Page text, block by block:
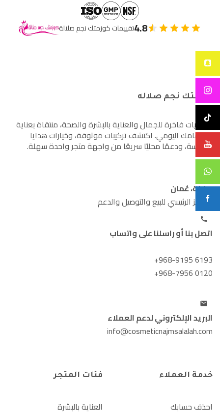
4.8تقييمات كوزمتك نجم صلالة
كوزمتك نجم صلاله
أساسيات فاخرة للجمال والعناية بالبشرة والصحة، منتقاة بعناية
لاهتمامك اليومي. اكتشف تركيبات موثوقة، وخيارات هدايا
مدروسة، ودعمًا محليًا سريعًا من واجهة متجر واحدة سهلة.
صلالة، عُمان
المركز الرئيسي للبيع والتوصيل والدعم
اتصل بنا أو راسلنا على واتساب
+968-9195 6193
+968-7956 0120
البريد الإلكتروني لدعم العملاء
info@cosmeticnajmsalalah.com
خدمة العملاء
احذف حسابك
فئات المتجر
العناية بالبشرة